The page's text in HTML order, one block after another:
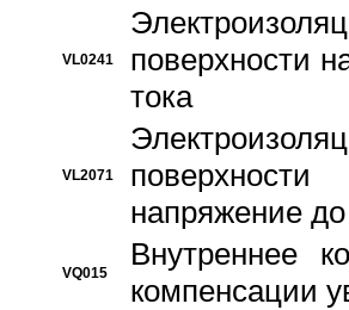
VL0241
поверхности
тока
VL2071
напряжение
VQ015
Bнутреннее
компенсации